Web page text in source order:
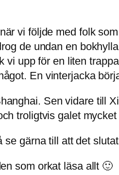
vi följde med folk
de undan en
vi upp för en liten
En vinterjacka
Sen vidare till
troligtvis galet
gärna till att det
som orkat läsa allt 🙂